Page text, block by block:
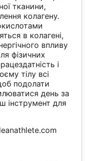
тканини,
колагену.
в колагені,
впливу
фізичних
і
тілу всі
подолати
день за
інструмент для